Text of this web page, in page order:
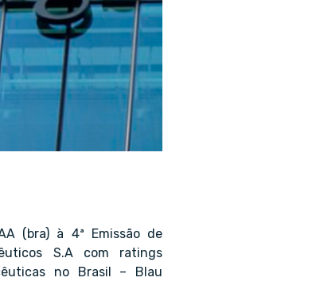
(bra) à 4ª Emissão de
S.A com ratings
no Brasil – Blau